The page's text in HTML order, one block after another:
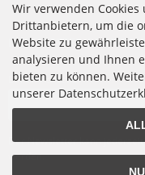
NEWSLETTER-
E-Mail-Adresse:
Der Newsletter kann
werden.
Wir verwenden
Drittanbietern, um die
Website zu
analysieren und Ihnen
bieten zu können.
unserer